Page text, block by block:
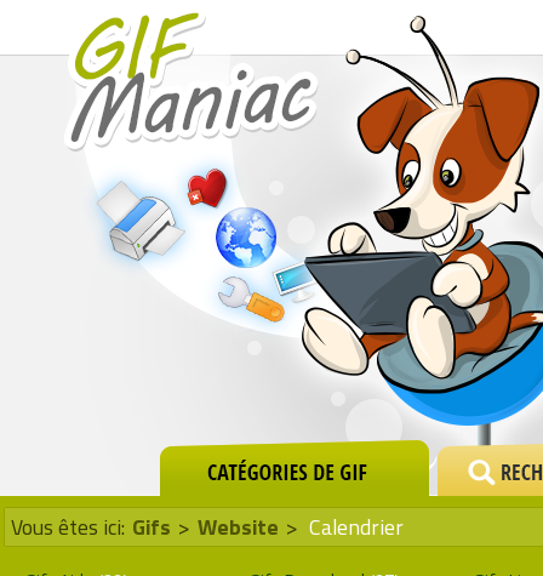
Vous êtes ici: Gifs > Website > Calendrier